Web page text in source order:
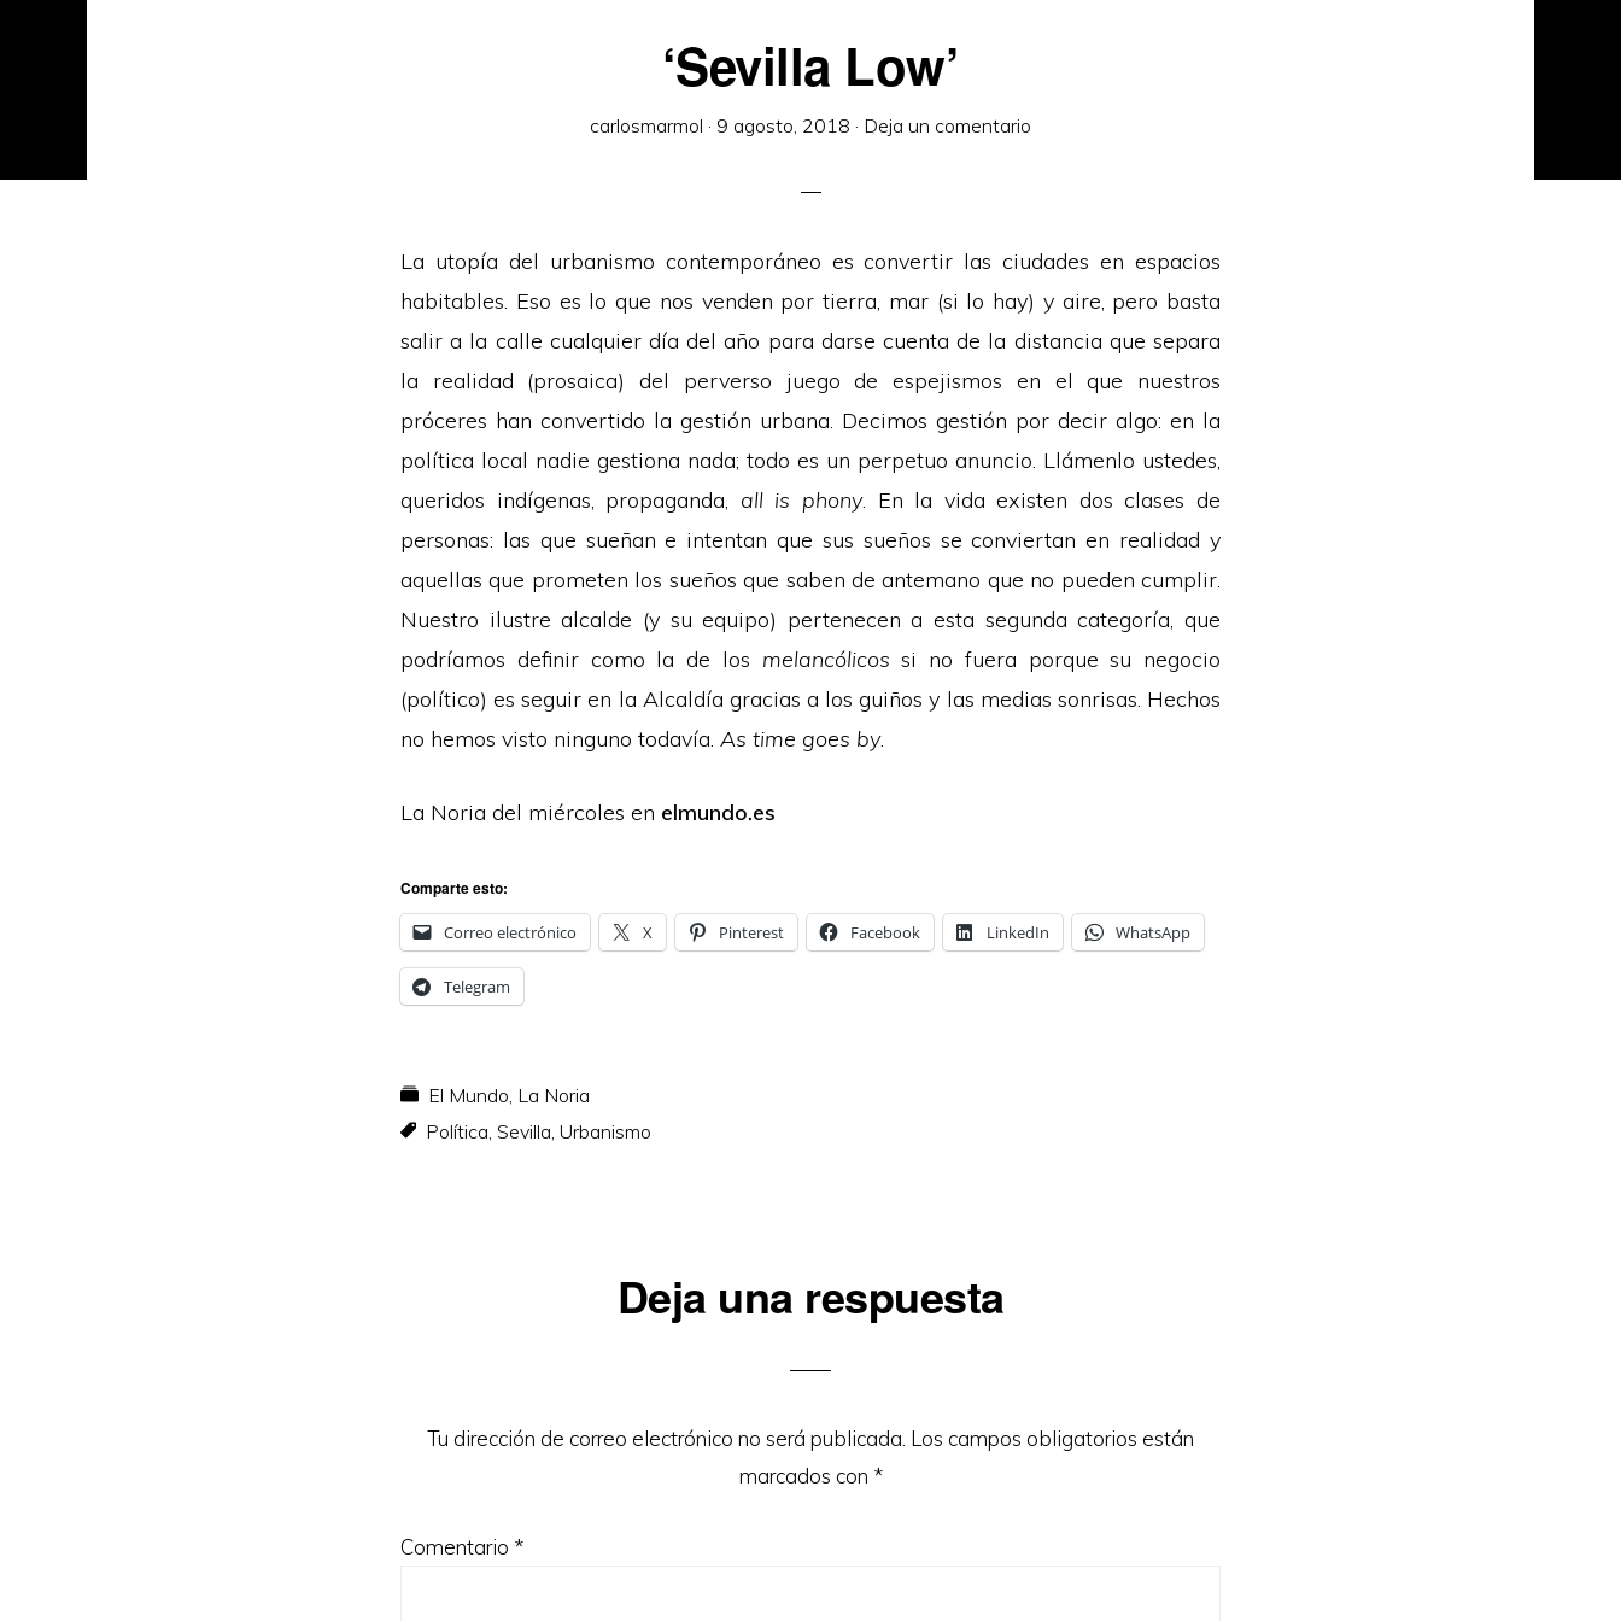
‘Sevilla Low’
carlosmarmol · 9 agosto, 2018 · Deja un comentario
La utopía del urbanismo contemporáneo es convertir las ciudades en espacios
habitables. Eso es lo que nos venden por tierra, mar (si lo hay) y aire, pero basta
salir a la calle cualquier día del año para darse cuenta de la distancia que separa
la realidad (prosaica) del perverso juego de espejismos en el que nuestros
próceres han convertido la gestión urbana. Decimos gestión por decir algo: en la
política local nadie gestiona nada; todo es un perpetuo anuncio. Llámenlo ustedes,
queridos indígenas, propaganda, all is phony. En la vida existen dos clases de
personas: las que sueñan e intentan que sus sueños se conviertan en realidad y
aquellas que prometen los sueños que saben de antemano que no pueden cumplir.
Nuestro ilustre alcalde (y su equipo) pertenecen a esta segunda categoría, que
podríamos definir como la de los melancólicos si no fuera porque su negocio
(político) es seguir en la Alcaldía gracias a los guiños y las medias sonrisas. Hechos
no hemos visto ninguno todavía. As time goes by.
La Noria del miércoles en elmundo.es
Comparte esto:
Correo electrónico X Pinterest Facebook LinkedIn WhatsApp
Telegram
El Mundo, La Noria
Política, Sevilla, Urbanismo
lectores
Deja una respuesta
Tu dirección de correo electrónico no será publicada. Los campos obligatorios están
marcados con *
Comentario *